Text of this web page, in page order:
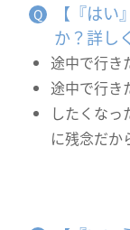
【『は
か？詳し
途中で行き
途中で行き
したくなっ
に残念だか